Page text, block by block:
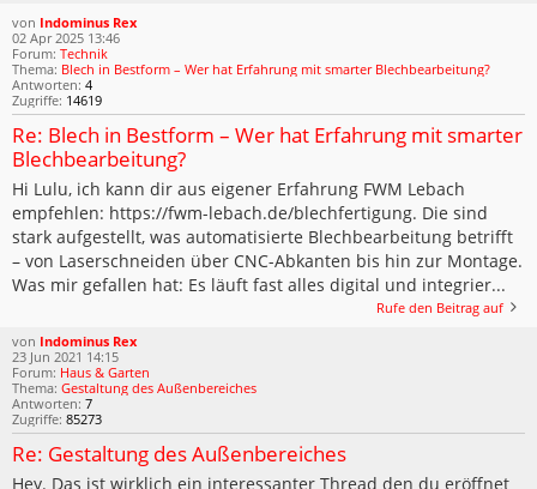
von Indominus Rex
02 Apr 2025 13:46
Forum: Technik
Thema: Blech in Bestform – Wer hat Erfahrung mit smarter Blechbearbeitung?
Antworten: 4
Zugriffe: 14619
Re: Blech in Bestform – Wer hat Erfahrung mit smarter
Blechbearbeitung?
Hi Lulu, ich kann dir aus eigener Erfahrung FWM Lebach
empfehlen: https://fwm-lebach.de/blechfertigung. Die sind
stark aufgestellt, was automatisierte Blechbearbeitung betrifft
– von Laserschneiden über CNC-Abkanten bis hin zur Montage.
Was mir gefallen hat: Es läuft fast alles digital und integrier...
Rufe den Beitrag auf
von Indominus Rex
23 Jun 2021 14:15
Forum: Haus & Garten
Thema: Gestaltung des Außenbereiches
Antworten: 7
Zugriffe: 85273
Re: Gestaltung des Außenbereiches
Hey. Das ist wirklich ein interessanter Thread den du eröffnet